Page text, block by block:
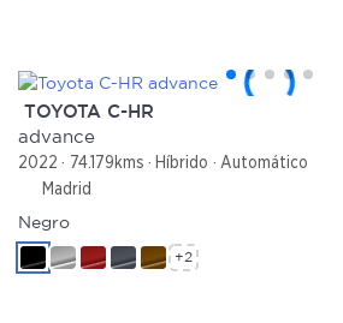
TOYOTA C-HR
advance
2022 74.179kms Híbrido
Automático
Madrid
Negro
+2